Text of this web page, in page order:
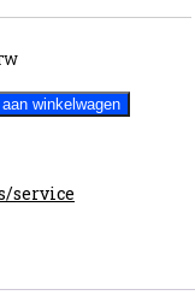
winkelwagen
service